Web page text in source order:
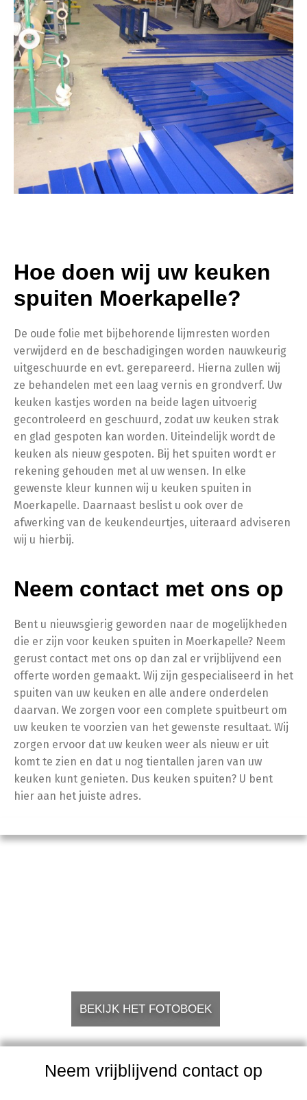
Hoe doen wij uw keuken
spuiten Moerkapelle?
De oude folie met bijbehorende lijmresten worden
verwijderd en de beschadigingen worden nauwkeurig
uitgeschuurde en evt. gerepareerd. Hierna zullen wij
ze behandelen met een laag vernis en grondverf. Uw
keuken kastjes worden na beide lagen uitvoerig
gecontroleerd en geschuurd, zodat uw keuken strak
en glad gespoten kan worden. Uiteindelijk wordt de
keuken als nieuw gespoten. Bij het spuiten wordt er
rekening gehouden met al uw wensen. In elke
gewenste kleur kunnen wij u keuken spuiten in
Moerkapelle. Daarnaast beslist u ook over de
afwerking van de keukendeurtjes, uiteraard adviseren
wij u hierbij.
Neem contact met ons op
Bent u nieuwsgierig geworden naar de mogelijkheden
die er zijn voor keuken spuiten in Moerkapelle? Neem
gerust contact met ons op dan zal er vrijblijvend een
offerte worden gemaakt. Wij zijn gespecialiseerd in het
spuiten van uw keuken en alle andere onderdelen
daarvan. We zorgen voor een complete spuitbeurt om
uw keuken te voorzien van het gewenste resultaat. Wij
zorgen ervoor dat uw keuken weer als nieuw er uit
komt te zien en dat u nog tientallen jaren van uw
keuken kunt genieten. Dus keuken spuiten? U bent
hier aan het juiste adres.
BEKIJK HET FOTOBOEK
Neem vrijblijvend contact op